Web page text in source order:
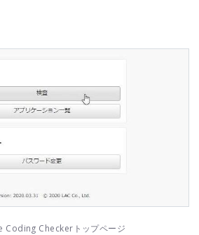
Coding Checkerトップページ